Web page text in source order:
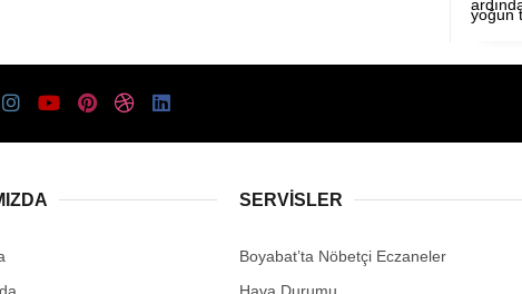
SERVISLER
Boyabat’ta Nöbetçi Eczaneler
Hava Durumu